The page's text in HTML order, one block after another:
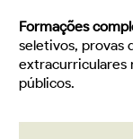
Formações
seletivos, provas
extracurriculares
públicos.